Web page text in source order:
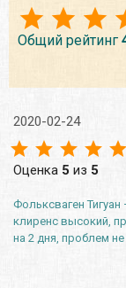
Общий рейтинг
2020-02-24
Оценка 5 из 5
Фольксваген
клиренс высокий,
на 2 дня, проблем